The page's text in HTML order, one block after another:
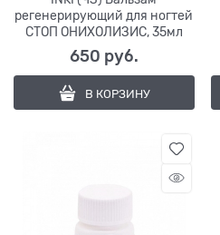
регенерирующий для ногтей
СТОП ОНИХОЛИЗИС, 35мл
650 руб.
В КОРЗИНУ